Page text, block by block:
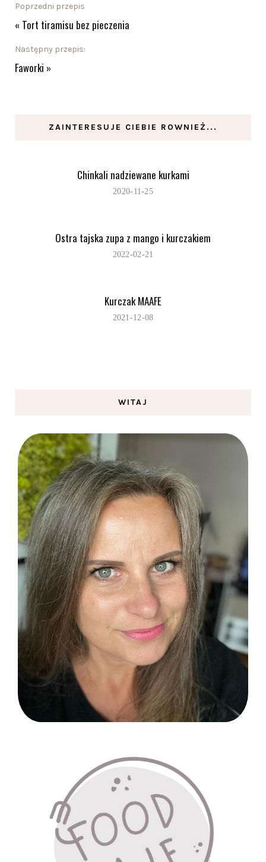
Poprzedni przepis
« Tort tiramisu bez pieczenia
Następny przepis:
Faworki »
ZAINTERESUJE CIEBIE ROWNIEŻ...
Chinkali nadziewane kurkami
2020-11-25
Ostra tajska zupa z mango i kurczakiem
2022-02-21
Kurczak MAAFE
2021-12-08
WITAJ